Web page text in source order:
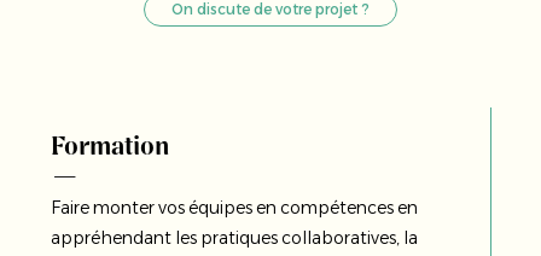
On discute de votre projet ?
Formation
Faire monter vos équipes en compétences en
appréhendant les pratiques collaboratives, la